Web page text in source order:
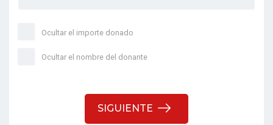
Ocultar el importe donado
Ocultar el nombre del donante
SIGUIENTE